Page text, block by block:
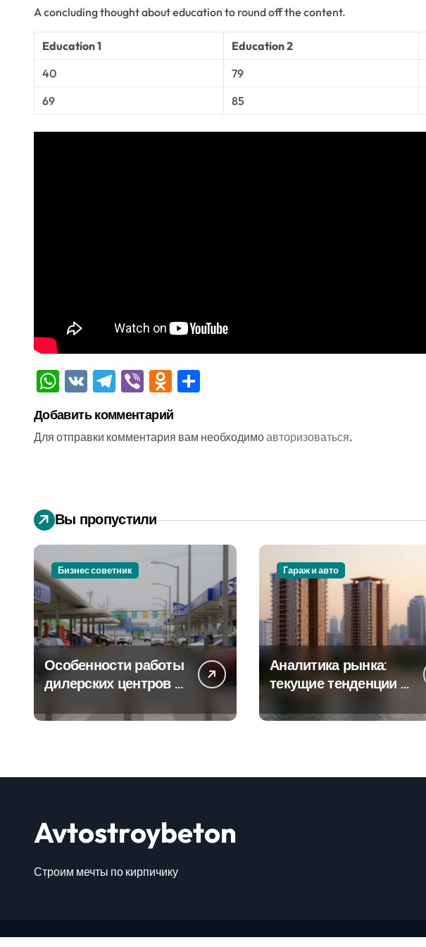
A concluding thought about education to round off the content.
Education 1 Education 2
40
79
69
85
WhatsApp
VK Telegram
ViberOdnoklassniki
Добавить комментарий
Для отправки комментария вам необходимоавторизоваться.
Вы пропустили
Бизнес советник
Особенности работы
дилерских центров и
на крупных
Гараж и авто
Аналитика рынка:
текущие тенденции в
новостроек и
Avtostroybeton
Строим мечты по кирпичику